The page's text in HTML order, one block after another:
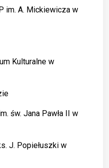
im. A. Mickiewicza w
Kulturalne w
św. Jana Pawła II w
J. Popiełuszki w